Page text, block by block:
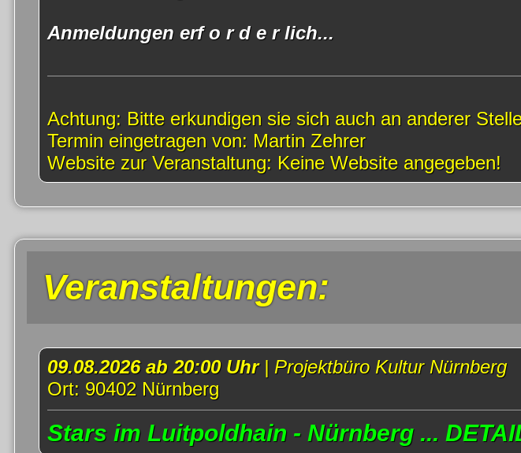
Anmeldungen erf o r d e r lich...
Achtung: Bitte erkundigen sie sich auch an anderer
Termin eingetragen von: Martin Zehrer
Website zur Veranstaltung: Keine Website angegeben!
Veranstaltungen:
09.08.2026 ab 20:00 Uhr | Projektbüro Kultur Nürnberg
Ort: 90402 Nürnberg
Stars im Luitpoldhain - Nürnberg ...